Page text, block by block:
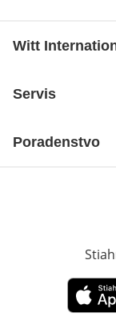
Witt
Servis
Poradenstvo
Otvorí